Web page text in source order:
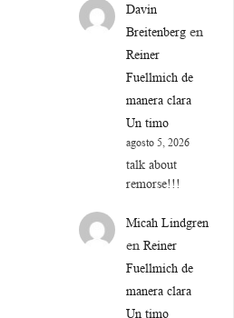
Davin
Breitenberg en
Reiner
Fuellmich de
manera clara
Un timo
agosto 5, 2026
talk about
remorse!!!
Micah Lindgren
enReiner
Fuellmich de
manera clara
Un timo